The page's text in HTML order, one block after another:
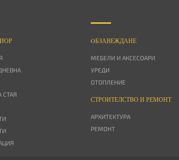
СТАЯ
OБЗАВЕЖДАНЕ
МЕБЕЛИ И АКСЕСОАРИ
УРЕДИ
ОТОПЛЕНИЕ
СТРОИТЕЛСТВО И РЕМОНТ
АРХИТЕКТУРА
РЕМОНТ